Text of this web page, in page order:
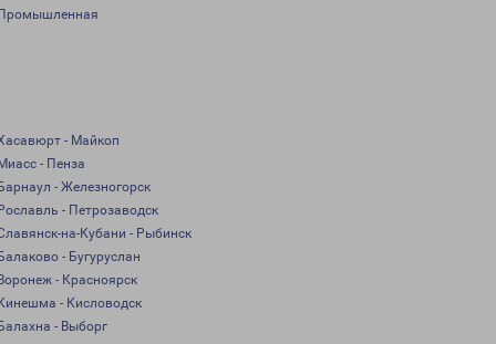
- Майкоп
- Пенза
- Железногорск
- Петрозаводск
на-Кубани - Рыбинск
- Бугуруслан
- Красноярск
- Кисловодск
- Выборг